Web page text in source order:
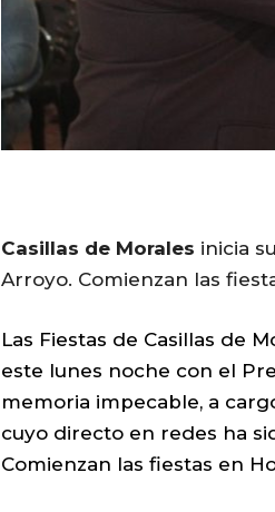
Casillas de Morales inicia
Arroyo. Comienzan las
Las Fiestas de Casillas de
este lunes noche con el
memoria impecable, a
cuyo directo en redes ha
Comienzan las fiestas en